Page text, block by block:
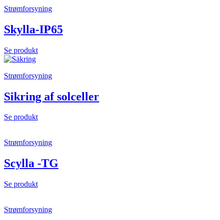
Strømforsyning
Skylla-IP65
Se produkt
Strømforsyning
Sikring af solceller
Se produkt
Strømforsyning
Scylla -TG
Se produkt
Strømforsyning